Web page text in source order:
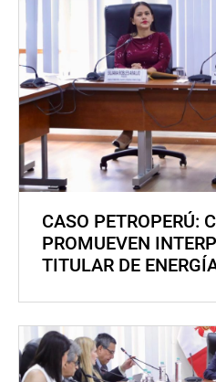
CASO PETROPERÚ:
PROMUEVEN
TITULAR DE